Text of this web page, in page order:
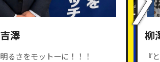
吉澤
明るさをモットーに！！！
柳
『